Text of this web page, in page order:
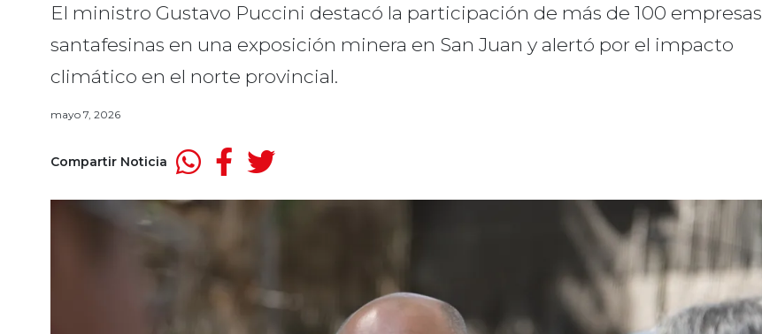
El ministro Gustavo Puccini destacó la participación de más de 100 empresas
santafesinas en una exposición minera en San Juan y alertó por el impacto
climático en el norte provincial.
mayo 7, 2026
Compartir Noticia